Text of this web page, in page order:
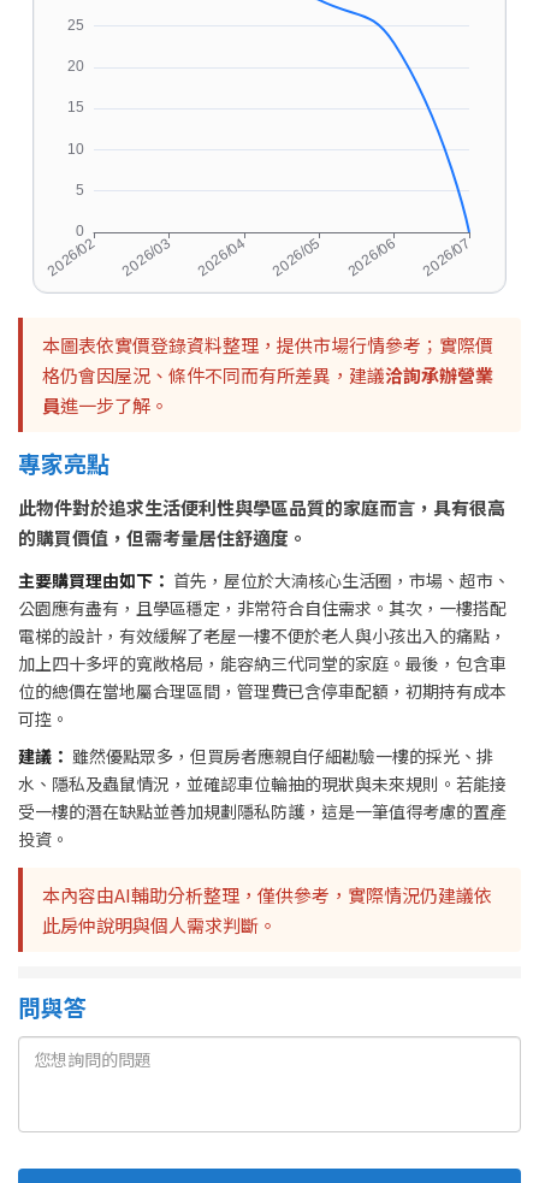
本圖表依實價登錄資料整理，提供市場行情參考；實際價
格仍會因屋況、條件不同而有所差異，建議洽詢承辦營業
員進一步了解。
專家亮點
此物件對於追求生活便利性與學區品質的家庭而言，具有很高
的購買價值，但需考量居住舒適度。
主要購買理由如下： 首先，屋位於大湳核心生活圈，市場、超市、
公園應有盡有，且學區穩定，非常符合自住需求。其次，一樓搭配
電梯的設計，有效緩解了老屋一樓不便於老人與小孩出入的痛點，
加上四十多坪的寬敞格局，能容納三代同堂的家庭。最後，包含車
位的總價在當地屬合理區間，管理費已含停車配額，初期持有成本
可控。
建議： 雖然優點眾多，但買房者應親自仔細勘驗一樓的採光、排
水、隱私及蟲鼠情況，並確認車位輪抽的現狀與未來規則。若能接
受一樓的潛在缺點並善加規劃隱私防護，這是一筆值得考慮的置產
投資。
本內容由AI輔助分析整理，僅供參考，實際情況仍建議依
此房仲說明與個人需求判斷。
問與答